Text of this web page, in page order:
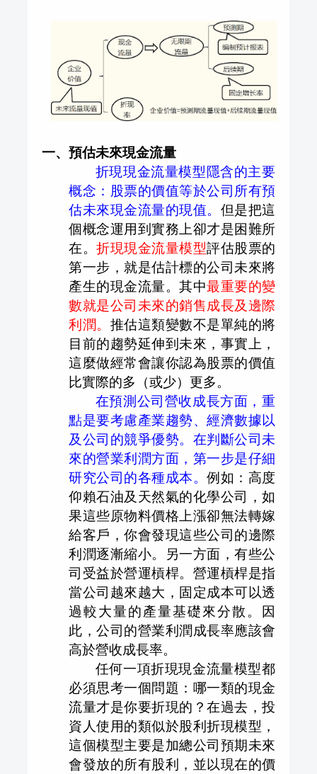
一、預估未來現金流量
折現現金流量模型隱含的主要
概念：股票的價值等於公司所有預
估未來現金流量的現值。 但是把這
個概念運用到實務上卻才是困難所
在。折現現金流量模型評估股票的
第一步，就是估計標的公司未來將
產生的現金流量。其中最重要的變
數就是公司未來的銷售成長及邊際
利潤。 推估這類變數不是單純的將
目前的趨勢延伸到未來，事實上，
這麼做經常會讓你認為股票的價值
比實際的多（或少）更多。
在預測公司營收成長方面，重
點是要考慮產業趨勢、經濟數據以
及公司的競爭優勢。在判斷公司未
來的營業利潤方面，第一步是仔細
研究公司的各種成本。例如：高度
仰賴石油及天然氣的化學公司，如
果這些原物料價格上漲卻無法轉嫁
給客戶，你會發現這些公司的邊際
利潤逐漸縮小。另一方面，有些公
司受益於營運槓桿。營運槓桿是指
當公司越來越大，固定成本可以透
過較大量的產量基礎來分散。因
此，公司的營業利潤成長率應該會
高於營收成長率。
任何一項折現現金流量模型都
必須思考一個問題：哪一類的現金
流量才是你要折現的？在過去，投
資人使用的類似於股利折現模型，
這個模型主要是加總公司預期未來
會發放的所有股利，並以現在的價